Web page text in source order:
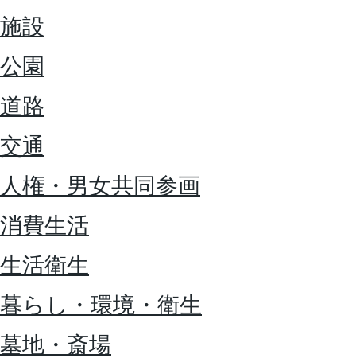
施設
公園
道路
交通
人権・男女共同参画
消費生活
生活衛生
暮らし・環境・衛生
墓地・斎場